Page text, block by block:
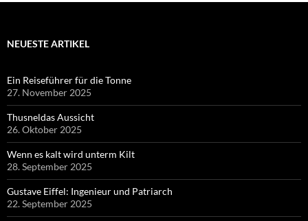
NEUESTE ARTIKEL
Ein Reiseführer für die Tonne
27. November 2025
Thusneldas Aussicht
26. Oktober 2025
Wenn es kalt wird unterm Kilt
28. September 2025
Gustave Eiffel: Ingenieur und Patriarch
22. September 2025